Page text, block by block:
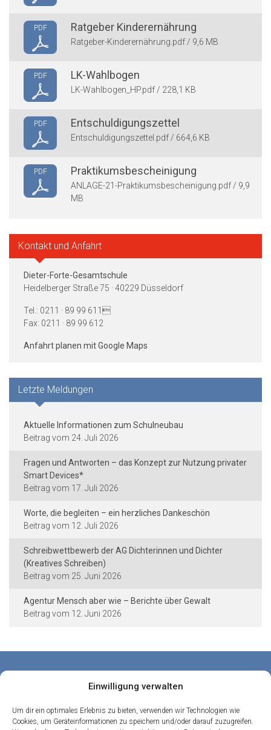
Einwilligung verwalten
Um dir ein optimales Erlebnis zu bieten, verwenden wir Technologien wie
Cookies, um Geräteinformationen zu speichern und/oder darauf zuzugreifen.
PDF Ratgeber Kinderernährung
Ratgeber-Kinderernährung.pdf / 9,6 MB
PDF LK-Wahlbogen
LK-Wahlbogen_HP.pdf / 228,1 KB
PDF Entschuldigungszettel
Entschuldigungszettel.pdf / 664,6 KB
PDF Praktikumsbescheinigung
ANLAGE-21-Praktikumsbescheinigung.pdf / 9,9
MB
Kontakt und Anfahrt
Dieter-Forte-Gesamtschule
Heidelberger Straße 75 · 40229 Düsseldorf
Tel.: 0211 · 89 99 611
Fax: 0211 · 89 99 612
Anfahrt planen mit Google Maps
Letzte Meldungen
Aktuelle Informationen zum Schulneubau
24. Juli 2026
Fragen und Antworten – das Konzept zur Nutzung privater
Smart Devices*
17. Juli 2026
Worte, die begleiten – ein herzliches Dankeschön
12. Juli 2026
Schreibwettbewerb der AG Dichterinnen und Dichter
(Kreatives Schreiben)
25. Juni 2026
Agentur Mensch aber wie – Berichte über Gewalt
12. Juni 2026
Städtische Dieter-Forte-Gesamtschule
Heidelberger Straße 75 · 40229 Düsseldorf